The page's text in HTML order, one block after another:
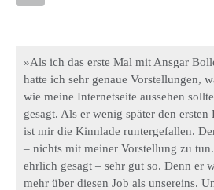
»Als ich das erste Mal mit Ansgar
hatte ich sehr genaue Vorstellungen,
wie meine Internetseite aussehen
gesagt. Als er wenig später den
ist mir die Kinnlade runtergefallen.
– nichts mit meiner Vorstellung zu
ehrlich gesagt – sehr gut so. Denn er
mehr über diesen Job als unsereins.